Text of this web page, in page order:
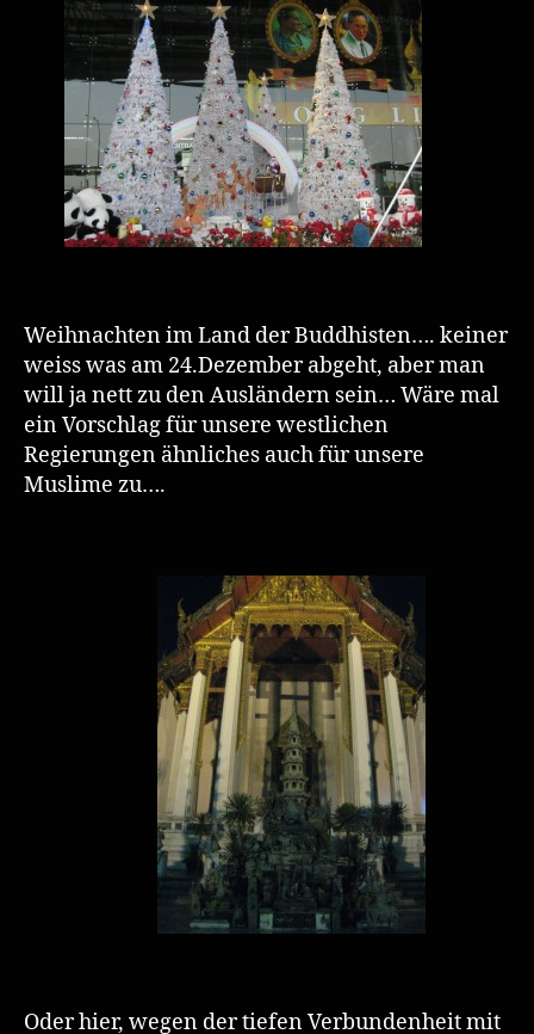
Weihnachten im Land der Buddhisten…. keiner
weiss was am 24.Dezember abgeht, aber man
will ja nett zu den Ausländern sein… Wäre mal
ein Vorschlag für unsere westlichen
Regierungen ähnliches auch für unsere
Muslime zu….
Oder hier, wegen der tiefen Verbundenheit mit